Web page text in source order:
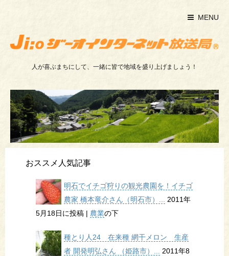
MENU
人が喜ぶまちにして、一緒に皆で地域を盛り上げましょう！
おススメ人気記事
明石でイチゴ狩りの観光農園を！イチゴ
農家 橋本竜介さん（明石市）... 2011年
5月18日に投稿 | 農業の下
種とり人24 在来種 網干メロン 生産
者 開発明弘さん （姫路市）... 2011年8